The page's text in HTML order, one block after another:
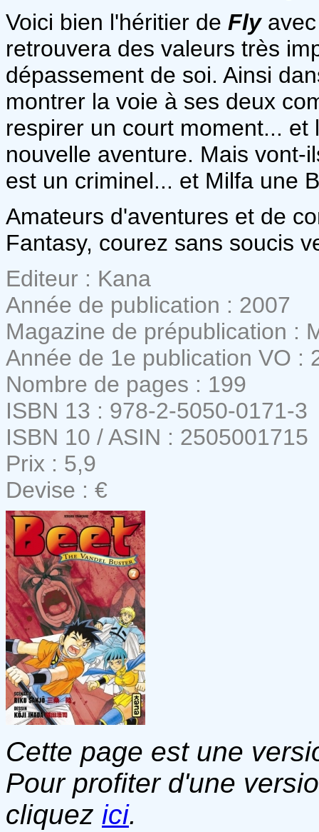
Voici bien l'héritier de Flyavec
retrouvera des valeurs très
dépassement de soi. Ainsi
montrer la voie à ses deux
respirer un court moment...
nouvelle aventure. Mais vont-
est un criminel... et Milfa une
Amateurs d'aventures et de
Fantasy, courez sans soucis
Editeur : Kana
Année de publication : 2007
Magazine de prépublication :
Année de 1e publication VO :
Nombre de pages : 199
ISBN 13 : 978-2-5050-0171-3
ISBN 10 / ASIN : 2505001715
Prix : 5,9
Devise : €
Cette page est une
Pour profiter d'une
cliquez ici.